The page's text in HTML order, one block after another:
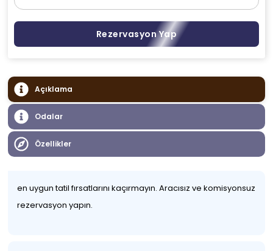
Rezervasyon Yap
Açıklama
Odalar
Özellikler
en uygun tatil fırsatlarını kaçırmayın. Aracısız ve komisyonsuz
rezervasyon yapın.